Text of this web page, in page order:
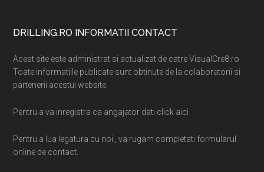
Footer
DRILLING.RO INFORMATII CONTACT
Acest site este administrat si actualizat de catre VisualCre8.ro
Toate informatiile publicate sunt obtinute de la colaboratorii si
partenerii acestui website.
Pentru a va inregistra ca angajator dati click aici
Pentru a lua legatura cu noi , va rugam completati formularul
online de contact.